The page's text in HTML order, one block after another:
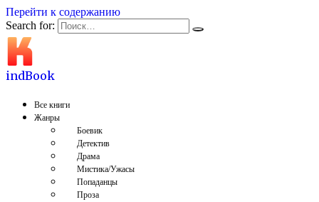
Перейти к содержанию
Search for:
indBook
Все книги
Жанры
Боевик
Детектив
Драма
Мистика/Ужасы
Попаданцы
Проза